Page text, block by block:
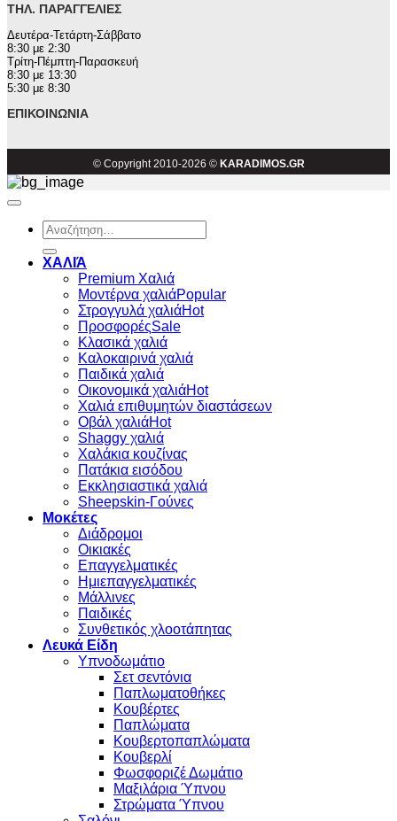
ΤΗΛ. ΠΑΡΑΓΓΕΛΊΕΣ
Δευτέρα-Τετάρτη-Σάββατο
8:30 με 2:30
Τρίτη-Πέμπτη-Παρασκευή
8:30 με 13:30
5:30 με 8:30
ΕΠΙΚΟΙΝΩΝΊΑ
© Copyright 2010-2026 © KARADIMOS.GR
Αναζήτηση
για:
ΧΑΛΙΆ
Premium Χαλιά
Μοντέρνα χαλιά
Στρογγυλά χαλιά
Προσφορές
Κλασικά χαλιά
Καλοκαιρινά χαλιά
Παιδικά χαλιά
Οικονομικά χαλιά
Χαλιά επιθυμητών διαστάσεων
Οβάλ χαλιά
Shaggy χαλιά
Χαλάκια κουζίνας
Πατάκια εισόδου
Εκκλησιαστικά χαλιά
Sheepskin-Γούνες
Μοκέτες
Διάδρομοι
Οικιακές
Επαγγελματικές
Ημιεπαγγελματικές
Μάλλινες
Παιδικές
Συνθετικός χλοοτάπητας
Λευκά Είδη
Υπνοδωμάτιο
Σετ σεντόνια
Παπλωματοθήκες
Κουβέρτες
Παπλώματα
Κουβερτοπαπλώματα
Κουβερλί
Φωσφοριζέ Δωμάτιο
Μαξιλάρια Ύπνου
Στρώματα Ύπνου